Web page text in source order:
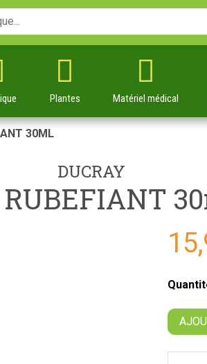
Plantes Matériel médical
30ML
DUCRAY
RUBEFIANT